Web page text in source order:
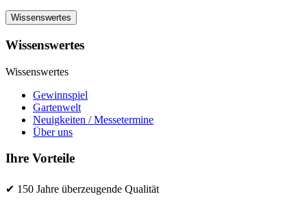
Wissenswertes
Wissenswertes
Wissenswertes
Gewinnspiel
Gartenwelt
Neuigkeiten / Messetermine
Über uns
Ihre Vorteile
✔ 150 Jahre überzeugende Qualität